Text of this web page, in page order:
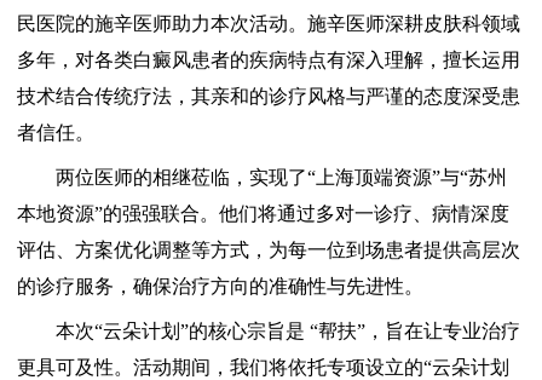
民医院的施辛医师助力本次活动。施辛医师深耕皮肤科领域
多年，对各类白癜风患者的疾病特点有深入理解，擅长运用
技术结合传统疗法，其亲和的诊疗风格与严谨的态度深受患
者信任。
两位医师的相继莅临，实现了“上海顶端资源”与“苏州
本地资源”的强强联合。他们将通过多对一诊疗、病情深度
评估、方案优化调整等方式，为每一位到场患者提供高层次
的诊疗服务，确保治疗方向的准确性与先进性。
本次“云朵计划”的核心宗旨是 “帮扶”，旨在让专业治疗
更具可及性。活动期间，我们将依托专项设立的“云朵计划